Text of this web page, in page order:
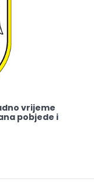
vrijeme
pobjede i